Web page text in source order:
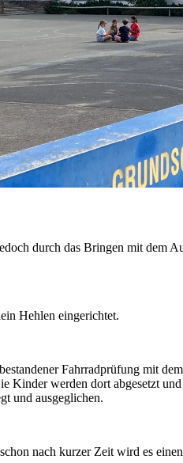
durch das Brin­gen mit dem
Heh­len ein­ge­rich­tet.
Fahr­rad­prü­fung mit
Kin­der wer­den dort ab­ge­setzt
und aus­ge­gli­chen.
nach kur­zer Zeit wird es